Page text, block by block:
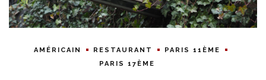
AMÉRICAIN RESTAURANT
PARIS 11ÈME
PARIS 17ÈME